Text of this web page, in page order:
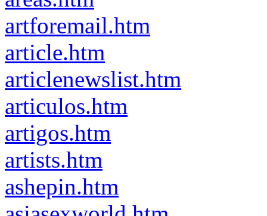
artforemail.htm
article.htm
articlenewslist.htm
articulos.htm
artigos.htm
artists.htm
ashepin.htm